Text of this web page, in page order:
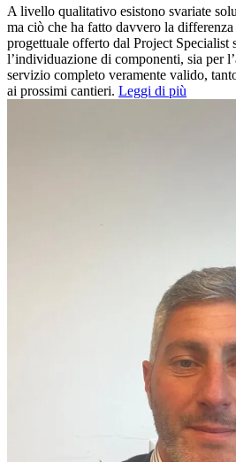
A livello qualitativo esistono svariate
ma ciò che ha fatto davvero la
progettuale offerto dal Project Specialist
l’individuazione di componenti, sia per
servizio completo veramente valido,
ai prossimi cantieri. Leggi di più